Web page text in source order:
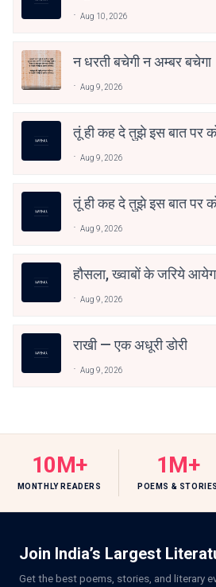
Aug 10, 2026
न धरती बचेगी न अम्बर बचेगा
Aug 9, 2026
तूं ही कह दे तुझे इस बात पर
Aug 9, 2026
तूं ही कह दे तुझे इस बात पर
Aug 9, 2026
हौसला, ख्वाबों के जरिये
Aug 9, 2026
राखी — एक अधूरी डोरी
Aug 9, 2026
10M+
MONTHLY READERS
1M+
POEMS & STORIES
Join India’s Largest
Get the best poems, stories, and literary